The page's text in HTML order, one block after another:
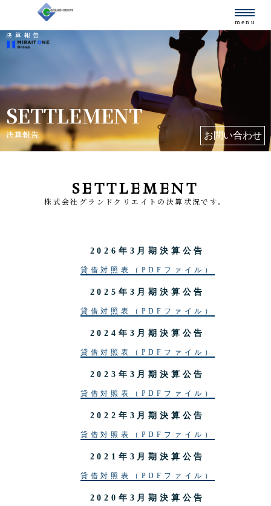
menu
決算報告
SETTLEMENT
決算報告 お問い合わせ
SETTLEMENT
株式会社グランドクリエイトの決算状況です。
2026年3月期決算公告
貸借対照表（PDFファイル）
2025年3月期決算公告
貸借対照表（PDFファイル）
2024年3月期決算公告
貸借対照表（PDFファイル）
2023年3月期決算公告
貸借対照表（PDFファイル）
2022年3月期決算公告
貸借対照表（PDFファイル）
2021年3月期決算公告
貸借対照表（PDFファイル）
2020年3月期決算公告